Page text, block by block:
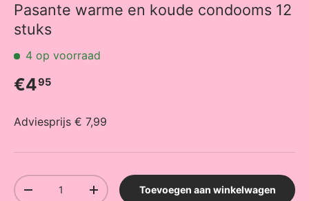
Pasante warme en koude condooms 12
stuks
4 op voorraad
Reguliere prijs
€495
Adviesprijs € 7,99
Aantal
Verlaag de hoeveelheidVerhoog de hoeveelheid
Toevoegen aan winkelwagen